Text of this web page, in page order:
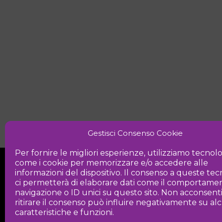
Gestisci Consenso Cookie
Per fornire le migliori esperienze, utilizziamo
come i cookie per memorizzare e/o accedere alle
informazioni del dispositivo. Il consenso a queste
ci permetterà di elaborare dati come il
navigazione o ID unici su questo sito. Non
ritirare il consenso può influire negativamente su
caratteristiche e funzioni.
Iniziativa